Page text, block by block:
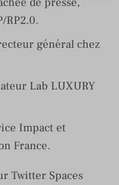
RP2.0.
général chez
Lab LUXURY
Impact et
France.
Twitter Spaces